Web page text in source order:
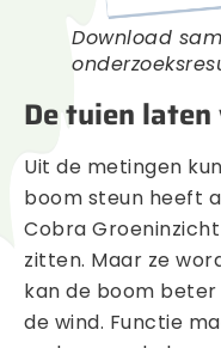
Download
De tuien laten
Uit de metingen
boom steun heeft
Cobra
zitten. Maar ze
kan de boom
de wind. Functie